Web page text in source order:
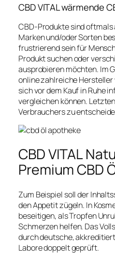
CBD VITAL wärmende
CBD-Produkte sind
Marken und/oder Sorten
frustrierend sein für
Produkt suchen oder
ausprobieren möchten. Im
online zahlreiche Hersteller
sich vor dem Kauf in Ruhe
vergleichen können.
Verbrauchers zu
CBD VITAL
Premium CBD
Zum Beispiel soll der
den Appetit zügeln. In
beseitigen, als Tropfen
Schmerzen helfen. Das
durch deutsche,
Labore doppelt geprüft.